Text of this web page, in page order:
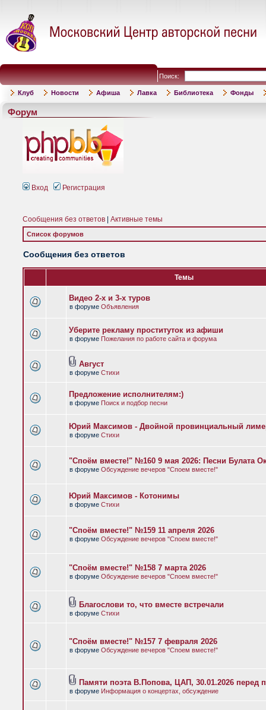
Поиск:
Клуб Новости Афиша Лавка Библиотека Фонды
Форум
Вход Регистрация
Сообщения без ответов Активные темы
Список форумов
Сообщения без ответов
Темы
Видео 2-х и 3-х туров
в форуме Объявления
Уберите рекламу проституток из афиши
в форуме Пожелания по работе сайта и форума
Август
в форуме Стихи
Предложение исполнителям:)
в форуме Поиск и подбор песни
Юрий Максимов - Двойной провинциальный
в форуме Стихи
"Споём вместе!" №160 9 мая 2026: Песни Булата
в форуме Обсуждение вечеров "Споем вместе!"
Юрий Максимов - Котонимы
в форуме Стихи
"Споём вместе!" №159 11 апреля 2026
в форуме Обсуждение вечеров "Споем вместе!"
"Споём вместе!" №158 7 марта 2026
в форуме Обсуждение вечеров "Споем вместе!"
Благослови то, что вместе встречали
в форуме Стихи
"Споём вместе!" №157 7 февраля 2026
в форуме Обсуждение вечеров "Споем вместе!"
Памяти поэта В.Попова, ЦАП, 30.01.2026 перед
в форуме Информация о концертах, обсуждение